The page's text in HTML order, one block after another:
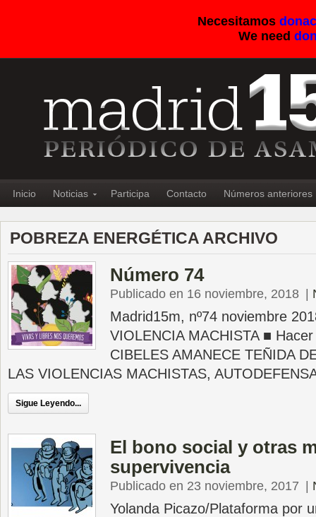
Necesitamos
We need
Inicio Noticias Participa Contacto Números anteriores
POBREZA ENERGÉTICA ARCHIVO
Número 74
Publicado en 16 noviembre, 2018
Madrid15m, nº74 noviembre
VIOLENCIA MACHISTA ■
CIBELES AMANECE TEÑIDA
LAS VIOLENCIAS MACHISTAS,
Sigue Leyendo...
El bono social y otras
supervivencia
Publicado en 23 noviembre, 2017
Yolanda Picazo/Plataforma por